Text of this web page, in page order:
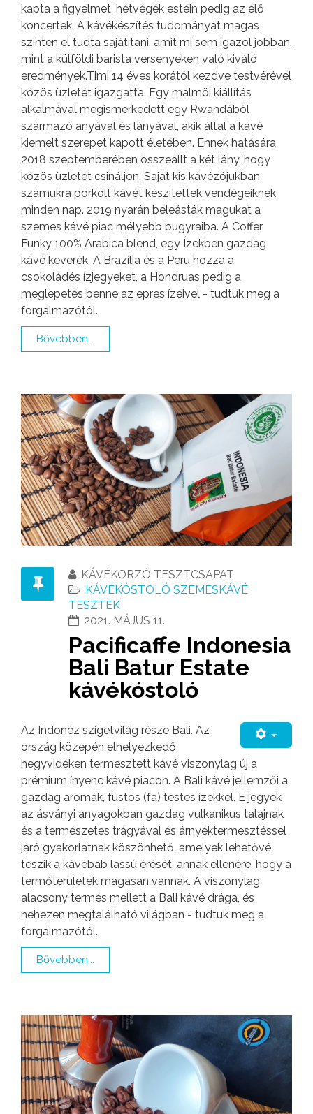
kapta a figyelmet, hétvégék estéin pedig az élő
koncertek. A kávékészítés tudományát magas
szinten el tudta sajátítani, amit mi sem igazol jobban,
mint a külföldi barista versenyeken való kiváló
eredmények.Timi 14 éves korától kezdve testvérével
közös üzletét igazgatta. Egy malmöi kiállítás
alkalmával megismerkedett egy Rwandából
származó anyával és lányával, akik által a kávé
kiemelt szerepet kapott életében. Ennek hatására
2018 szeptemberében összeállt a két lány, hogy
közös üzletet csináljon. Saját kis kávézójukban
számukra pörkölt kávét készítettek vendégeiknek
minden nap. 2019 nyarán beleásták magukat a
szemes kávé piac mélyebb bugyraiba. A Coffer
Funky 100% Arabica blend, egy Ízekben gazdag
kávé keverék. A Brazília és a Peru hozza a
csokoládés ízjegyeket, a Hondruas pedig a
meglepetés benne az epres ízeivel - tudtuk meg a
forgalmazótól.
Bővebben...
KÁVÉKORZÓ TESZTCSAPAT
KÁVÉKÓSTOLÓ SZEMESKÁVÉ
TESZTEK
2021. MÁJUS 11.
Pacificaffe Indonesia
Bali Batur Estate
kávékóstoló
Az Indonéz szigetvilág része Bali. Az
ország közepén elhelyezkedő
hegyvidéken termesztett kávé viszonylag új a
prémium ínyenc kávé piacon. A Bali kávé jellemzői a
gazdag aromák, füstös (fa) testes ízekkel. E jegyek
az ásványi anyagokban gazdag vulkanikus talajnak
és a természetes trágyával és árnyéktermesztéssel
járó gyakorlatnak köszönhető, amelyek lehetővé
teszik a kávébab lassú érését, annak ellenére, hogy a
termőterületek magasan vannak. A viszonylag
alacsony termés mellett a Bali kávé drága, és
nehezen megtalálható világban - tudtuk meg a
forgalmazótól.
Bővebben...